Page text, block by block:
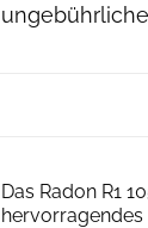
Das Radon R1
hervorragendes